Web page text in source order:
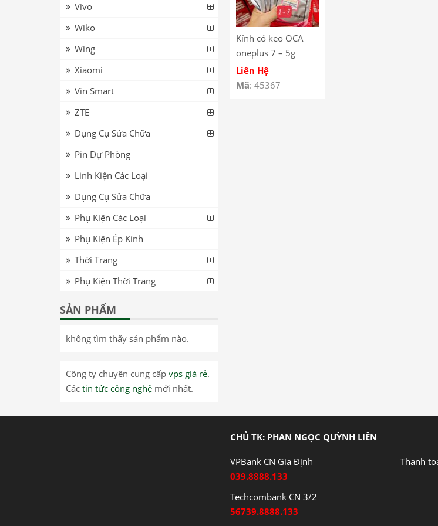
Kính có keo OCA
oneplus 7 – 5g
Liên Hệ
Mã: 45367
Vivo
Wiko
Wing
Xiaomi
Vin Smart
ZTE
Dụng Cụ Sửa Chữa
Pin Dự Phòng
Linh Kiện Các Loại
Dụng Cụ Sửa Chữa
Phụ Kiện Các Loại
Phụ Kiện Ép Kính
Thời Trang
Phụ Kiện Thời Trang
SẢN PHẨM
không tìm thấy sản phẩm nào.
Công ty chuyên cung cấp vps giá rẻ.
Các tin tức công nghệ mới nhất.
CHỦ TK: PHAN NGỌC QUỲNH LIÊN
VPBank CN Gia Định
039.8888.133
Techcombank CN 3/2
56739.8888.133
Thanh